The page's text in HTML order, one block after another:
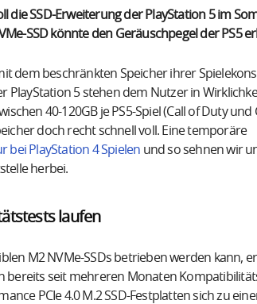
SSD-Erweiterung der PlayStation 5 im
SSD könnte den Geräuschpegel der PS5
dem beschränkten Speicher ihrer
PlayStation 5 stehen dem Nutzer in
40-120GB je PS5-Spiel (Call of Duty
doch recht schnell voll. Eine temporäre
bei PlayStation 4 Spielen und so sehnen wir
herbei.
laufen
M2 NVMe-SSDs betrieben werden kann,
bereits seit mehreren Monaten
PCIe 4.0 M.2 SSD-Festplatten sich zu